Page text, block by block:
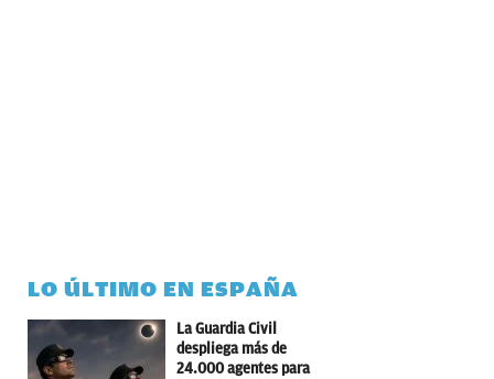
LO ÚLTIMO EN ESPAÑA
La Guardia Civil
despliega más de
24.000 agentes para